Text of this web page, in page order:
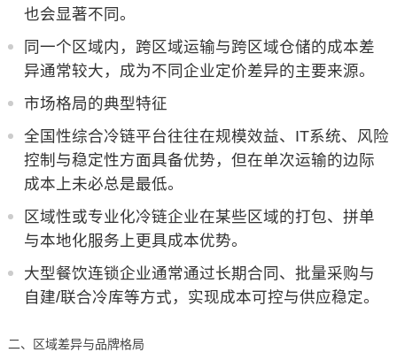
也会显著不同。
同一个区域内，跨区域运输与跨区域仓储的成本差
异通常较大，成为不同企业定价差异的主要来源。
市场格局的典型特征
全国性综合冷链平台往往在规模效益、IT系统、风险
控制与稳定性方面具备优势，但在单次运输的边际
成本上未必总是最低。
区域性或专业化冷链企业在某些区域的打包、拼单
与本地化服务上更具成本优势。
大型餐饮连锁企业通常通过长期合同、批量采购与
自建/联合冷库等方式，实现成本可控与供应稳定。
二、区域差异与品牌格局